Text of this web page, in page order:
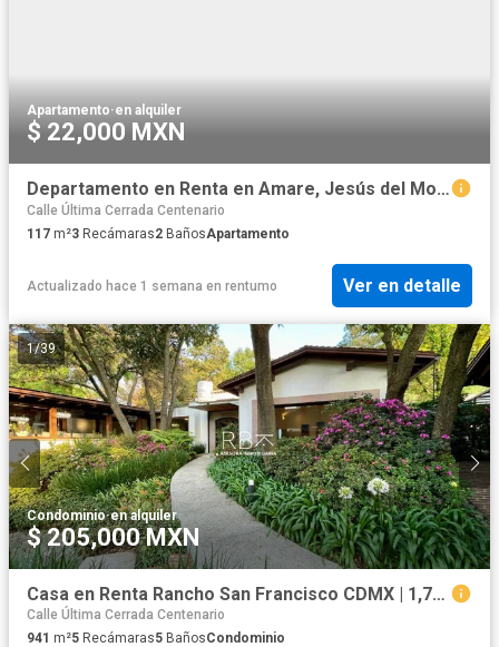
Apartamento·en alquiler
$ 22,000 MXN
Departamento en Renta en Amare, Jesús del Monte
Calle Última Cerrada Centenario
117 m²3 Recámaras2 BañosApartamento
Actualizado hace 1 semana en rentumo Ver en detalle
1/39
Condominio·en alquiler
$ 205,000 MXN
Casa en Renta Rancho San Francisco CDMX | 1,701 m² terreno, 941 m², 5 recámaras, jardín, wellness y autosustentable
Calle Última Cerrada Centenario
941 m²5 Recámaras5 BañosCondominio